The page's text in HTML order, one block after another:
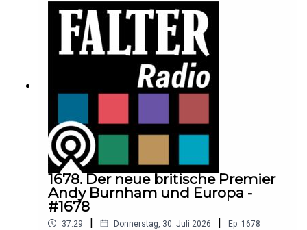
(Städteplanerin mit Fokus auf Artenvielfalt in der
Stadt), Dominique Zimmermann (Kuratorin NHM
und Falter-Autorin) und FALTER-Redakteurin
Katharina Kropshofer. Aufgezeichnet im Rahmen
der Falter-Sommergespräche im
Museumsquartier Wien.
1678. Der neue britische Premier
Andy Burnham und Europa -
#1678
37:29 | Donnerstag, 30. Juli 2026 | Ep. 1678